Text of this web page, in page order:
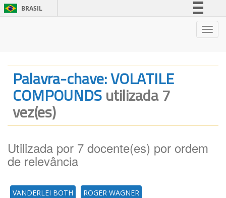
BRASIL
Legislação
Canais
Palavra-chave: VOLATILE
COMPOUNDSutilizada 7
vez(es)
Utilizada por 7 docente(es) por ordem
de relevância
VANDERLEI BOTH ROGER WAGNER